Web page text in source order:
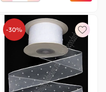
-30%